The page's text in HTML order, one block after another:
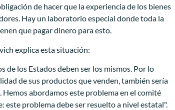
de hacer que la experiencia de los bienes
Hay un laboratorio especial donde toda la
que pagar dinero para esto.
explica esta situación:
de los Estados deben ser los mismos. Por lo
de sus productos que venden, también sería
abordamos este problema en el comité
este problema debe ser resuelto a nivel estatal".